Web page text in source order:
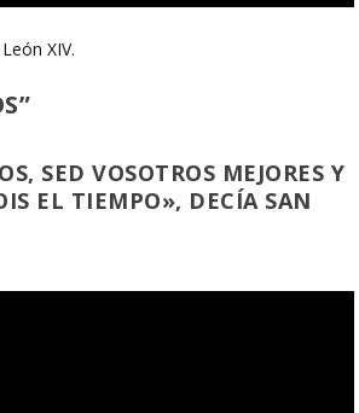
XIV.
SED VOSOTROS MEJORES Y
EL TIEMPO», DECÍA SAN